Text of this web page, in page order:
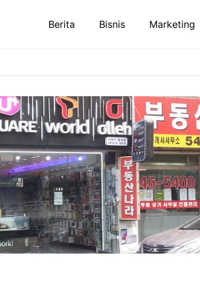
Berita Bisnis Marketing